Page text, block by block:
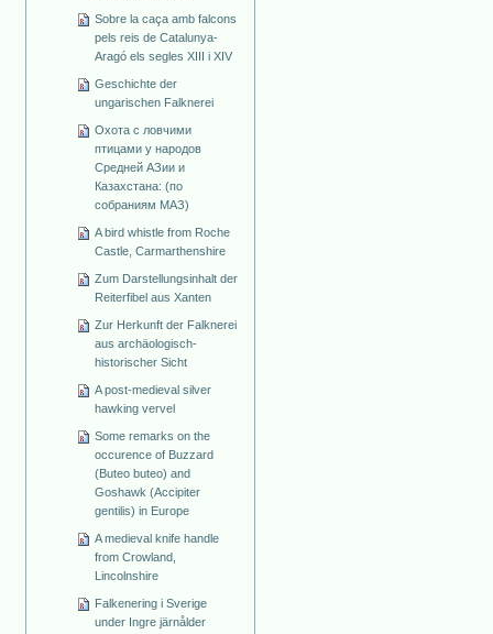
Sobre la caça amb falcons
pels reis de Catalunya-
Aragó els segles XIII i XIV
Geschichte der
ungarischen Falknerei
Охота с ловчими
птицами у народов
Средней АЗии и
Казахстана: (по
собраниям МАЗ)
A bird whistle from Roche
Castle, Carmarthenshire
Zum Darstellungsinhalt der
Reiterfibel aus Xanten
Zur Herkunft der Falknerei
aus archäologisch-
historischer Sicht
A post-medieval silver
hawking vervel
Some remarks on the
occurence of Buzzard
(Buteo buteo) and
Goshawk (Accipiter
gentilis) in Europe
A medieval knife handle
from Crowland,
Lincolnshire
Falkenering i Sverige
under Ingre järnålder